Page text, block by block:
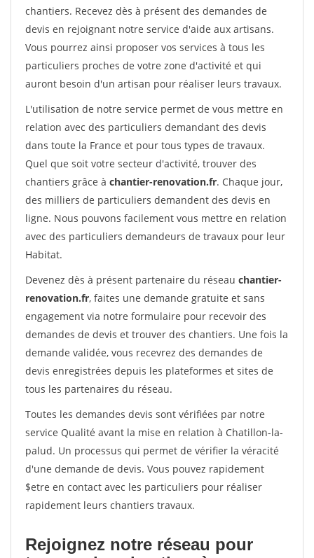
chantiers. Recevez dès à présent des demandes de
devis en rejoignant notre service d'aide aux artisans.
Vous pourrez ainsi proposer vos services à tous les
particuliers proches de votre zone d'activité et qui
auront besoin d'un artisan pour réaliser leurs travaux.
L'utilisation de notre service permet de vous mettre en
relation avec des particuliers demandant des devis
dans toute la France et pour tous types de travaux.
Quel que soit votre secteur d'activité, trouver des
chantiers grâce à chantier-renovation.fr. Chaque jour,
des milliers de particuliers demandent des devis en
ligne. Nous pouvons facilement vous mettre en relation
avec des particuliers demandeurs de travaux pour leur
Habitat.
Devenez dès à présent partenaire du réseau chantier-
renovation.fr, faites une demande gratuite et sans
engagement via notre formulaire pour recevoir des
demandes de devis et trouver des chantiers. Une fois la
demande validée, vous recevrez des demandes de
devis enregistrées depuis les plateformes et sites de
tous les partenaires du réseau.
Toutes les demandes devis sont vérifiées par notre
service Qualité avant la mise en relation à Chatillon-la-
palud. Un processus qui permet de vérifier la véracité
d'une demande de devis. Vous pouvez rapidement
$etre en contact avec les particuliers pour réaliser
rapidement leurs chantiers travaux.
Rejoignez notre réseau pour